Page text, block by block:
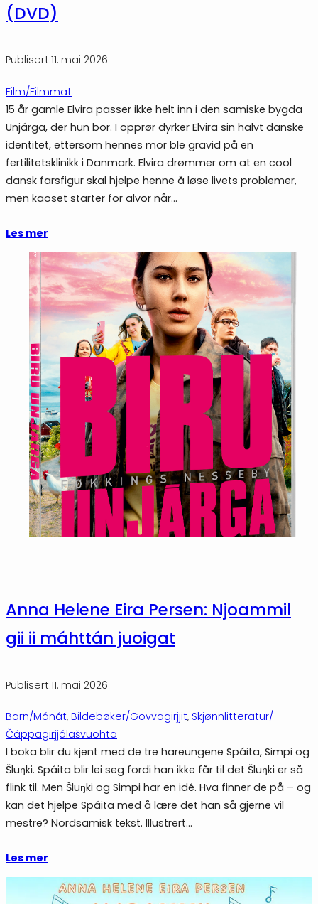
(DVD)
Publisert:11. mai 2026
Film/Filmmat
15 år gamle Elvira passer ikke helt inn i den samiske bygda
Unjárga, der hun bor. I opprør dyrker Elvira sin halvt danske
identitet, ettersom hennes mor ble gravid på en
fertilitetsklinikk i Danmark. Elvira drømmer om at en cool
dansk farsfigur skal hjelpe henne å løse livets problemer,
men kaoset starter for alvor når…
Les mer
Anna Helene Eira Persen: Njoammil
gii ii máhttán juoigat
Publisert:11. mai 2026
Barn/Mánát, Bildebøker/Govvagirjjit, Skjønnlitteratur/
Čáppagirjjálašvuohta
I boka blir du kjent med de tre hareungene Spáita, Simpi og
Šluŋki. Spáita blir lei seg fordi han ikke får til det Šluŋki er så
flink til. Men Šluŋki og Simpi har en idé. Hva finner de på – og
kan det hjelpe Spáita med å lære det han så gjerne vil
mestre? Nordsamisk tekst. Illustrert…
Les mer